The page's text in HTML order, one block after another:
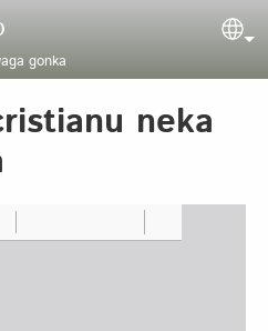
gonka
neka